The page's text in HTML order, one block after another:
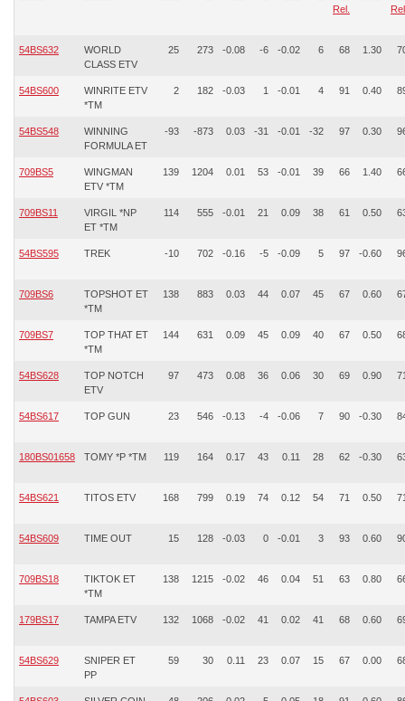
Rel.
54BS632
WORLD
CLASS ETV
25 273 -0.08 -6 -0.02 6 68 1.30
54BS600
WINRITE ETV
*TM
2 182 -0.03 1 -0.01 4 91 0.40
54BS548
WINNING
FORMULA ET
-93 -873 0.03 -31 -0.01 -32 97 0.30
709BS5
WINGMAN
ETV *TM
139 1204 0.01 53 -0.01 39 66 1.40
709BS11
VIRGIL *NP
ET *TM
114 555 -0.01 21 0.09 38 61 0.50
54BS595 TREK -10 702 -0.16 -5 -0.09 5 97 -0.60
709BS6
TOPSHOT ET
*TM
138 883 0.03 44 0.07 45 67 0.60
709BS7
TOP THAT ET
*TM
144 631 0.09 45 0.09 40 67 0.50
54BS628
TOP NOTCH
ETV
97 473 0.08 36 0.06 30 69 0.90
54BS617 TOP GUN 23 546 -0.13 -4 -0.06 7 90 -0.30
180BS01658 TOMY *P *TM 119 164 0.17 43 0.11 28 62 -0.30
54BS621 TITOS ETV 168 799 0.19 74 0.12 54 71 0.50
54BS609 TIME OUT 15 128 -0.03 0 -0.01 3 93 0.60
709BS18
TIKTOK ET
*TM
138 1215 -0.02 46 0.04 51 63 0.80
179BS17 TAMPA ETV 132 1068 -0.02 41 0.02 41 68 0.60
54BS629
SNIPER ET
PP
59 30 0.11 23 0.07 15 67 0.00